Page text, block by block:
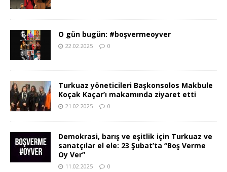
O gün bugün: #boşvermeoyver
22.02.2025 0
Turkuaz yöneticileri Başkonsolos Makbule
Koçak Kaçar’ı makamında ziyaret etti
21.02.2025 0
Demokrasi, barış ve eşitlik için Turkuaz ve
sanatçılar el ele: 23 Şubat’ta “Boş Verme
Oy Ver”
11.02.2025 0